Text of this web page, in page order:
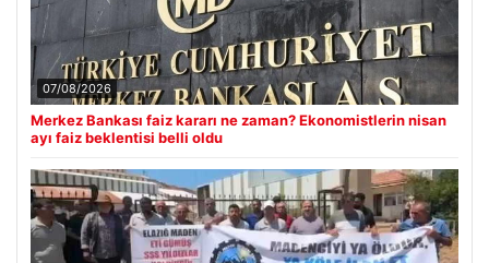
07/08/2026
Merkez Bankası faiz kararı ne zaman? Ekonomistlerin nisan
ayı faiz beklentisi belli oldu